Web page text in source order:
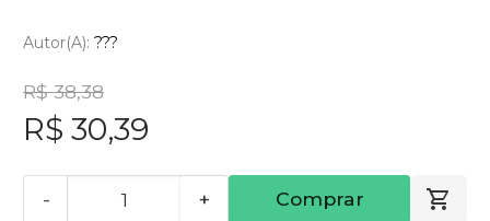
Autor(a): ???
R$ 38,38
R$ 30,39
- + Comprar